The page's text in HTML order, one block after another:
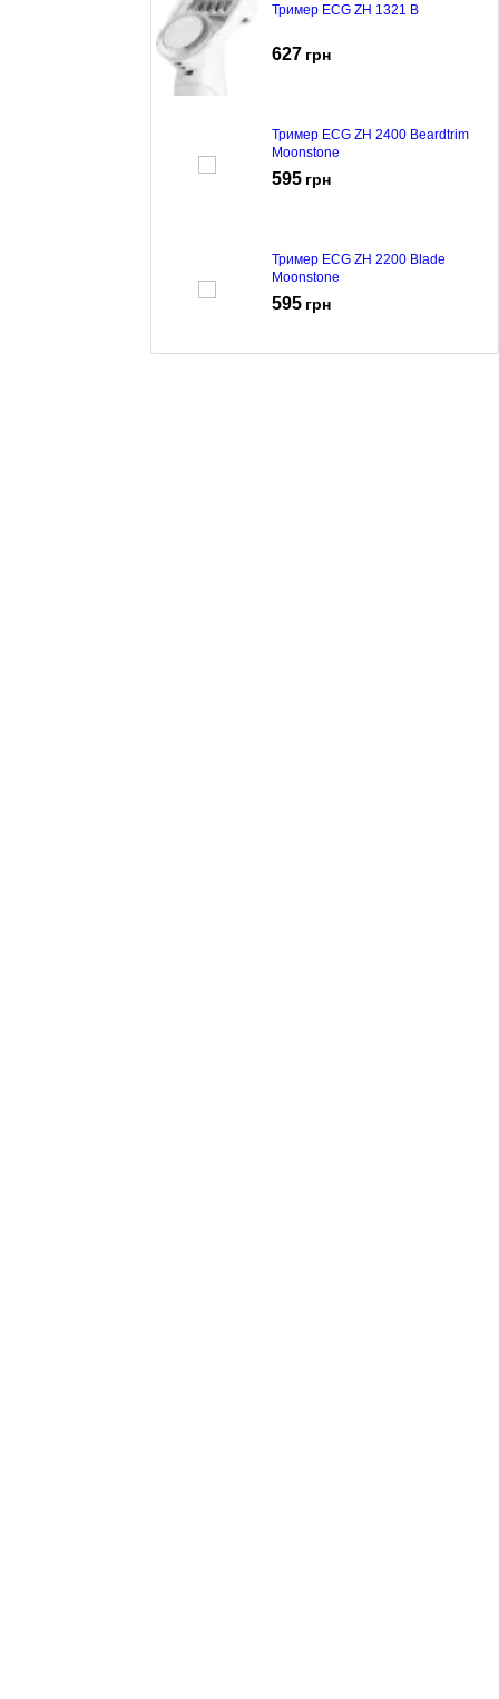
Тример ECG ZH 1321 B
627 грн
Тример ECG ZH 2400 Beardtrim
Moonstone
595 грн
Тример ECG ZH 2200 Blade
Moonstone
595 грн